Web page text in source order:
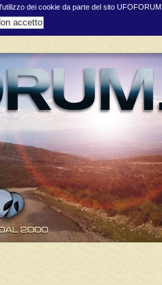
dei cookie da parte del sito UFOFORUM.